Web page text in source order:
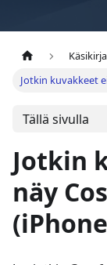
Käsikirja
Jotkin kuvakkeet
Tällä sivulla
Jotkin
näy